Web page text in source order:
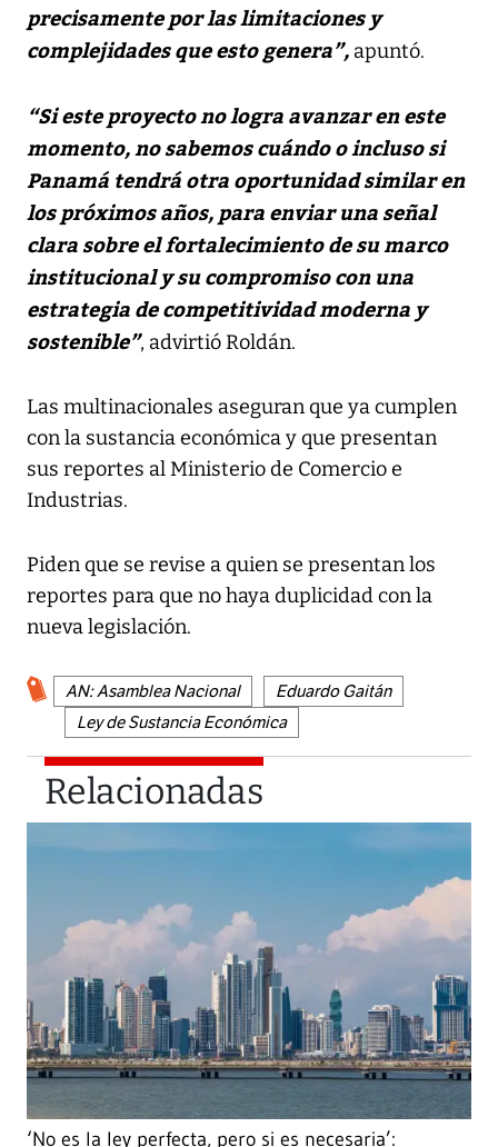
precisamente por las limitaciones y
complejidades que esto genera”, apuntó.
“Si este proyecto no logra avanzar en este
momento, no sabemos cuándo o incluso si
Panamá tendrá otra oportunidad similar en
los próximos años, para enviar una señal
clara sobre el fortalecimiento de su marco
institucional y su compromiso con una
estrategia de competitividad moderna y
sostenible”, advirtió Roldán.
Las multinacionales aseguran que ya cumplen
con la sustancia económica y que presentan
sus reportes al Ministerio de Comercio e
Industrias.
Piden que se revise a quien se presentan los
reportes para que no haya duplicidad con la
nueva legislación.
AN: Asamblea Nacional
Eduardo Gaitán
Ley de Sustancia Económica
Relacionadas
‘No es la ley perfecta, pero si es necesaria’: